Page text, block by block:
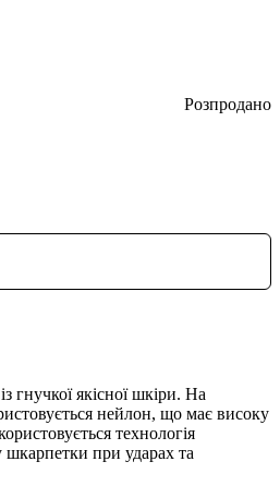
гнучкої якісної шкіри. На
нейлон, що має високу
технологія
при ударах та